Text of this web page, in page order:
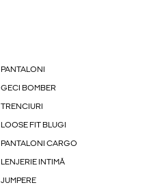
PANTALONI
GECI BOMBER
TRENCIURI
LOOSE FIT BLUGI
PANTALONI CARGO
LENJERIE INTIMĂ
JUMPERE